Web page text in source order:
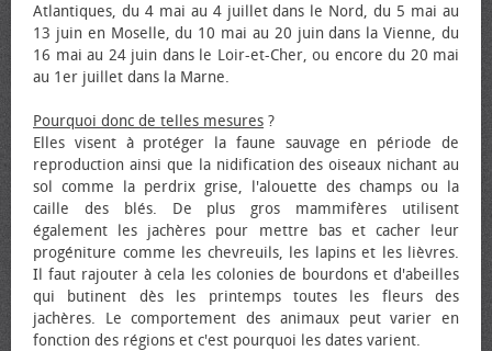
Atlantiques, du 4 mai au 4 juillet dans le Nord, du 5 mai au
13 juin en Moselle, du 10 mai au 20 juin dans la Vienne, du
16 mai au 24 juin dans le Loir-et-Cher, ou encore du 20 mai
au 1er juillet dans la Marne.
Pourquoi donc de telles mesures ?
Elles visent à protéger la faune sauvage en période de
reproduction ainsi que la nidification des oiseaux nichant au
sol comme la perdrix grise, l'alouette des champs ou la
caille des blés. De plus gros mammifères utilisent
également les jachères pour mettre bas et cacher leur
progéniture comme les chevreuils, les lapins et les lièvres.
Il faut rajouter à cela les colonies de bourdons et d'abeilles
qui butinent dès les printemps toutes les fleurs des
jachères. Le comportement des animaux peut varier en
fonction des régions et c'est pourquoi les dates varient.